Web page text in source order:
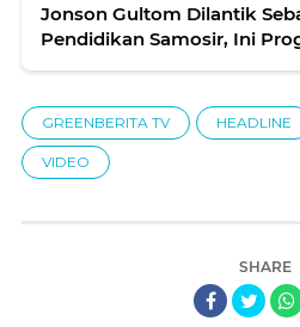
Jonson Gultom Dilantik
Pendidikan Samosir, Ini
GREENBERITA TV HEADLINE
VIDEO
SHARE